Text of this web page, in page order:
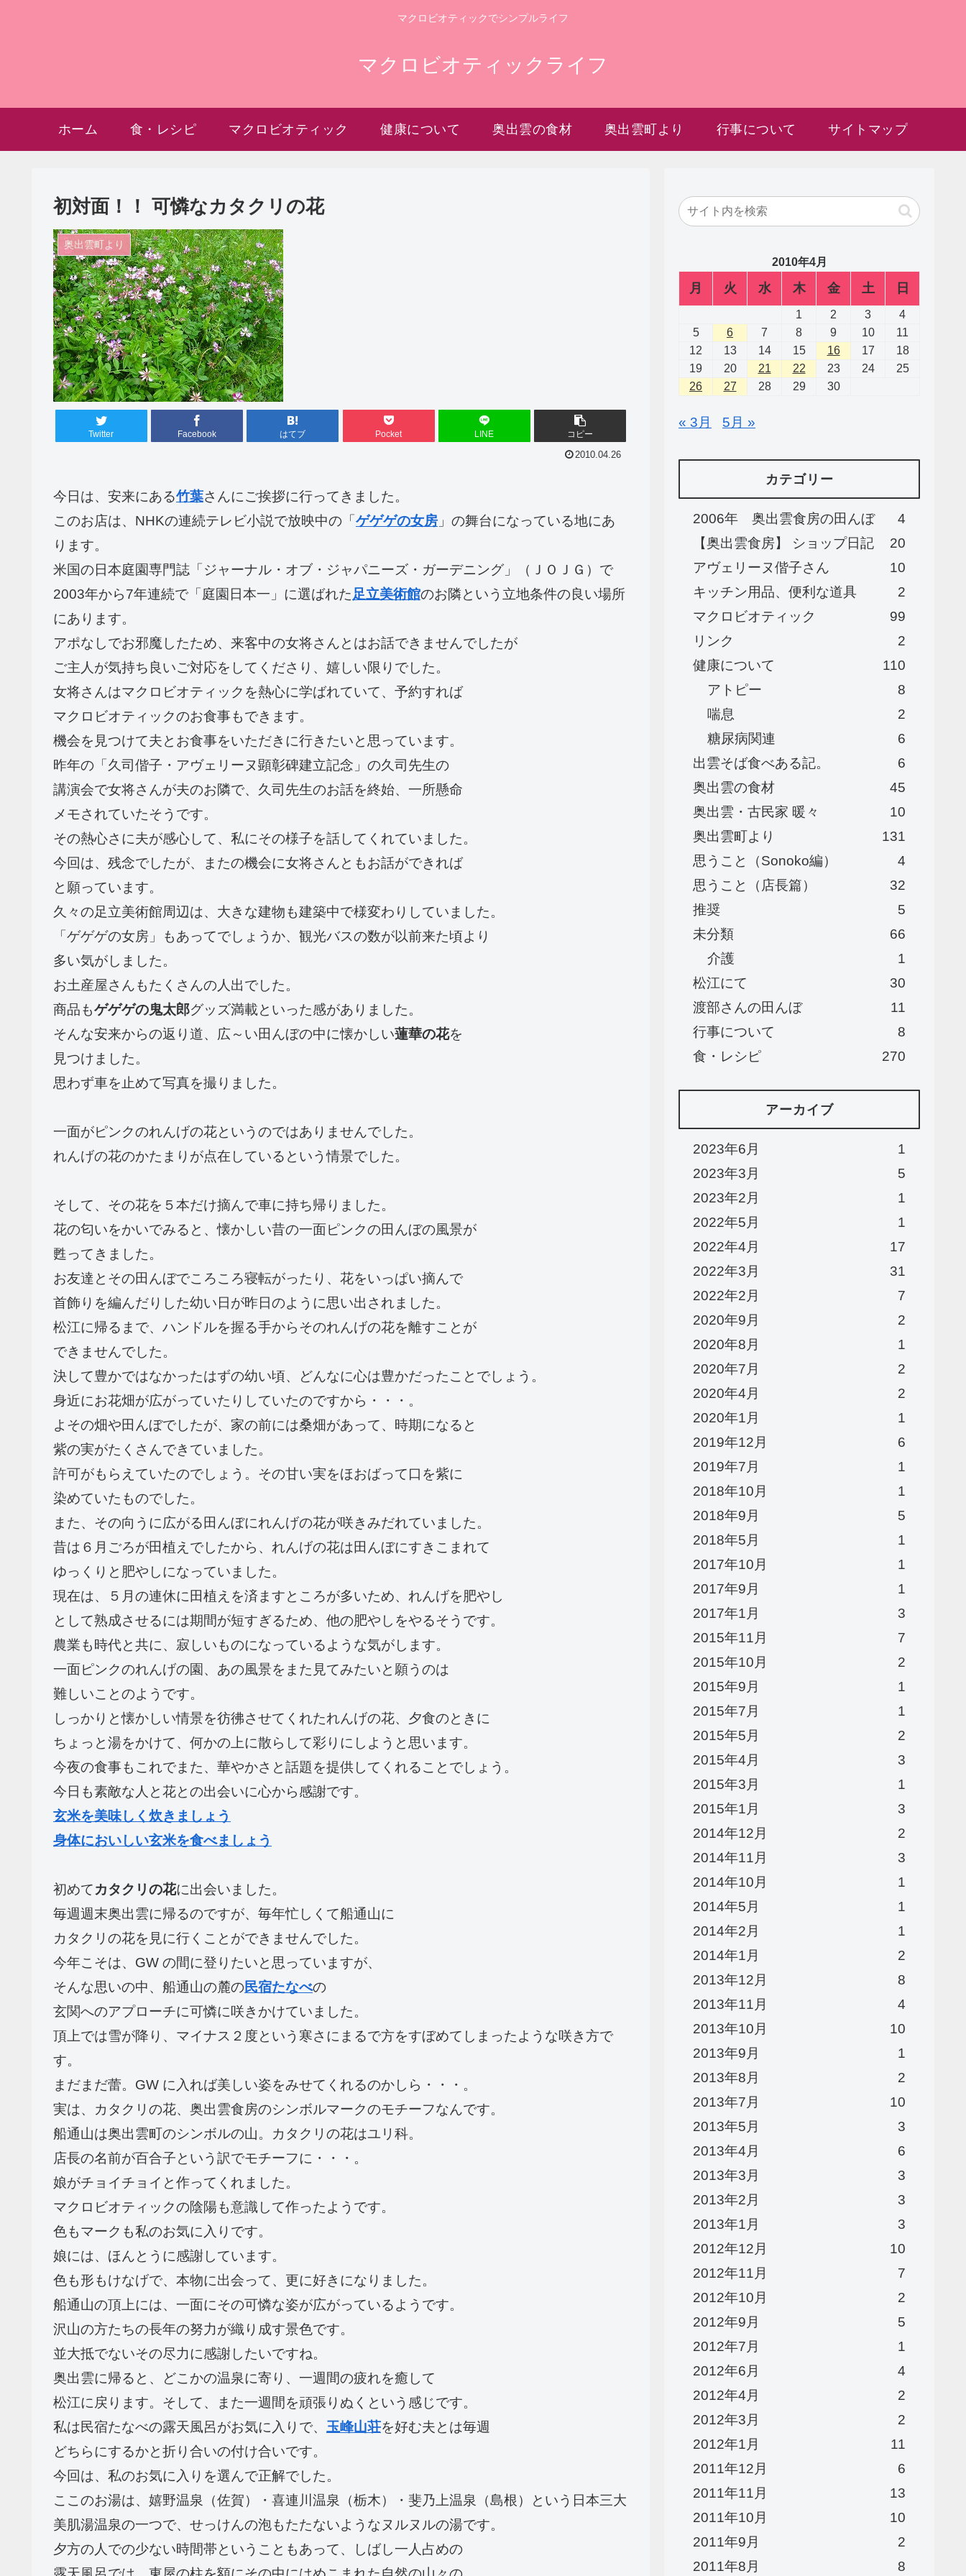
マクロビオティックでシンプルライフ
マクロビオティックライフ
ホーム 食・レシピ マクロビオティック 健康について 奥出雲の食材 奥出雲町より 行事について サイトマップ
初対面！！ 可憐なカタクリの花
奥出雲町より
Twitter Facebook はてブ Pocket LINE コピー
2010.04.26
今日は、安来にある竹葉さんにご挨拶に行ってきました。
このお店は、NHKの連続テレビ小説で放映中の「ゲゲゲの女房 」の舞台になっている地にあ
ります。
米国の日本庭園専門誌「ジャーナル・オブ・ジャパニーズ・ガーデニング」（ＪＯＪＧ）で
2003年から7年連続で「庭園日本一」に選ばれた足立美術館のお隣という立地条件の良い場所
にあります。
アポなしでお邪魔したため、来客中の女将さんとはお話できませんでしたが
ご主人が気持ち良いご対応をしてくださり、嬉しい限りでした。
女将さんはマクロビオティックを熱心に学ばれていて、予約すれば
マクロビオティックのお食事もできます。
機会を見つけて夫とお食事をいただきに行きたいと思っています。
昨年の「久司偕子・アヴェリーヌ顕彰碑建立記念」の久司先生の
講演会で女将さんが夫のお隣で、久司先生のお話を終始、一所懸命
メモされていたそうです。
その熱心さに夫が感心して、私にその様子を話してくれていました。
今回は、残念でしたが、またの機会に女将さんともお話ができれば
と願っています。
久々の足立美術館周辺は、大きな建物も建築中で様変わりしていました。
「ゲゲゲの女房」もあってでしょうか、観光バスの数が以前来た頃より
多い気がしました。
お土産屋さんもたくさんの人出でした。
商品もゲゲゲの鬼太郎グッズ満載といった感がありました。
そんな安来からの返り道、広～い田んぼの中に懐かしい蓮華の花を
見つけました。
思わず車を止めて写真を撮りました。
一面がピンクのれんげの花というのではありませんでした。
れんげの花のかたまりが点在しているという情景でした。
そして、その花を５本だけ摘んで車に持ち帰りました。
花の匂いをかいでみると、懐かしい昔の一面ピンクの田んぼの風景が
甦ってきました。
お友達とその田んぼでころころ寝転がったり、花をいっぱい摘んで
首飾りを編んだりした幼い日が昨日のように思い出されました。
松江に帰るまで、ハンドルを握る手からそのれんげの花を離すことが
できませんでした。
決して豊かではなかったはずの幼い頃、どんなに心は豊かだったことでしょう。
身近にお花畑が広がっていたりしていたのですから・・・。
よその畑や田んぼでしたが、家の前には桑畑があって、時期になると
紫の実がたくさんできていました。
許可がもらえていたのでしょう。その甘い実をほおばって口を紫に
染めていたものでした。
また、その向うに広がる田んぼにれんげの花が咲きみだれていました。
昔は６月ごろが田植えでしたから、れんげの花は田んぼにすきこまれて
ゆっくりと肥やしになっていました。
現在は、５月の連休に田植えを済ますところが多いため、れんげを肥やし
として熟成させるには期間が短すぎるため、他の肥やしをやるそうです。
農業も時代と共に、寂しいものになっているような気がします。
一面ピンクのれんげの園、あの風景をまた見てみたいと願うのは
難しいことのようです。
しっかりと懐かしい情景を彷彿させてくれたれんげの花、夕食のときに
ちょっと湯をかけて、何かの上に散らして彩りにしようと思います。
今夜の食事もこれでまた、華やかさと話題を提供してくれることでしょう。
今日も素敵な人と花との出会いに心から感謝です。
玄米を美味しく炊きましょう
身体においしい玄米を食べましょう
初めてカタクリの花に出会いました。
毎週週末奥出雲に帰るのですが、毎年忙しくて船通山に
カタクリの花を見に行くことができませんでした。
今年こそは、GW の間に登りたいと思っていますが、
そんな思いの中、船通山の麓の民宿たなべの
玄関へのアプローチに可憐に咲きかけていました。
頂上では雪が降り、マイナス２度という寒さにまるで方をすぼめてしまったような咲き方で
す。
まだまだ蕾。GW に入れば美しい姿をみせてくれるのかしら・・・。
実は、カタクリの花、奥出雲食房のシンボルマークのモチーフなんです。
船通山は奥出雲町のシンボルの山。カタクリの花はユリ科。
店長の名前が百合子という訳でモチーフに・・・。
娘がチョイチョイと作ってくれました。
マクロビオティックの陰陽も意識して作ったようです。
色もマークも私のお気に入りです。
娘には、ほんとうに感謝しています。
色も形もけなげで、本物に出会って、更に好きになりました。
船通山の頂上には、一面にその可憐な姿が広がっているようです。
沢山の方たちの長年の努力が織り成す景色です。
並大抵でないその尽力に感謝したいですね。
奥出雲に帰ると、どこかの温泉に寄り、一週間の疲れを癒して
松江に戻ります。そして、また一週間を頑張りぬくという感じです。
私は民宿たなべの露天風呂がお気に入りで、 玉峰山荘を好む夫とは毎週
どちらにするかと折り合いの付け合いです。
今回は、私のお気に入りを選んで正解でした。
ここのお湯は、嬉野温泉（佐賀）・喜連川温泉（栃木）・斐乃上温泉（島根）という日本三大
美肌湯温泉の一つで、せっけんの泡もたたないようなヌルヌルの湯です。
夕方の人での少ない時間帯ということもあって、しばし一人占めの
2010年4月
月 火 水 木 金 土 日
1 2 3
4
5
6 7 8 9 10
11
12
13 14 15 16 17
18
19
20 21 22 23 24
25
26
27 28 29 30
« 3月 5月 »
カテゴリー
2006年 奥出雲食房の田んぼ
4
【奥出雲食房】 ショップ日記
20
アヴェリーヌ偕子さん
10
キッチン用品、便利な道具
2
マクロビオティック
99
リンク
2
健康について
110
アトピー
8
喘息
2
糖尿病関連
6
出雲そば食べある記。
6
奥出雲の食材
45
奥出雲・古民家 暖々
10
奥出雲町より
131
思うこと（Sonoko編）
4
思うこと（店長篇）
32
推奨
5
未分類
66
介護
1
松江にて
30
渡部さんの田んぼ
11
行事について
8
食・レシピ
270
アーカイブ
2023年6月
1
2023年3月
5
2023年2月
1
2022年5月
1
2022年4月
17
2022年3月
31
2022年2月
7
2020年9月
2
2020年8月
1
2020年7月
2
2020年4月
2
2020年1月
1
2019年12月
6
2019年7月
1
2018年10月
1
2018年9月
5
2018年5月
1
2017年10月
1
2017年9月
1
2017年1月
3
2015年11月
7
2015年10月
2
2015年9月
1
2015年7月
1
2015年5月
2
2015年4月
3
2015年3月
1
2015年1月
3
2014年12月
2
2014年11月
3
2014年10月
1
2014年5月
1
2014年2月
1
2014年1月
2
2013年12月
8
2013年11月
4
2013年10月
10
2013年9月
1
2013年8月
2
2013年7月
10
2013年5月
3
2013年4月
6
2013年3月
3
2013年2月
3
2013年1月
3
2012年12月
10
2012年11月
7
2012年10月
2
2012年9月
5
2012年7月
1
2012年6月
4
2012年4月
2
2012年3月
2
2012年1月
11
2011年12月
6
2011年11月
13
2011年10月
10
2011年9月
2
2011年8月
8